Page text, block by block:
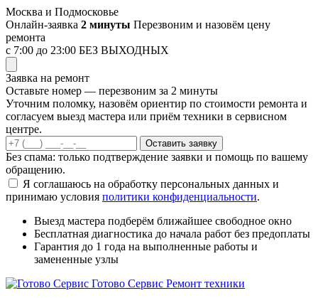
Перейти
к
содержимому
Москва и Подмосковье
Онлайн-заявка 2 минуты Перезвоним и назовём цену
ремонта
с 7:00 до 23:00 БЕЗ ВЫХОДНЫХ
Заявка на ремонт
Оставьте номер — перезвоним за 2 минуты
Уточним поломку, назовём ориентир по стоимости ремонта и
согласуем выезд мастера или приём техники в сервисном
центре.
Оставить заявку
Без спама: только подтверждение заявки и помощь по вашему
обращению.
Я соглашаюсь на обработку персональных данных и
принимаю условия политики конфиденциальности.
Выезд мастера подберём ближайшее свободное окно
Бесплатная диагностика до начала работ без предоплаты
Гарантия до 1 года на выполненные работы и
замененные узлы
Готово Сервис Ремонт техники